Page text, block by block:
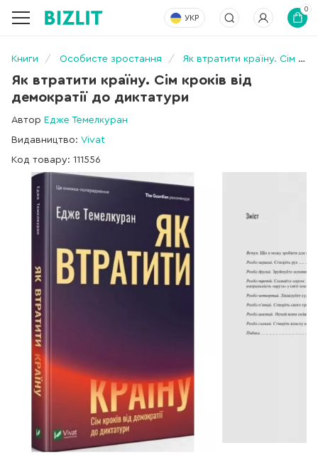
УКР
0
Книги Особисте зростання Як втратити країну. Сім кроків від демократії до диктатури
Як втратити країну. Сім кроків від
демократії до диктатури
Автор Едже Темелкуран
Видавництво: Vivat
Код товару: 111556